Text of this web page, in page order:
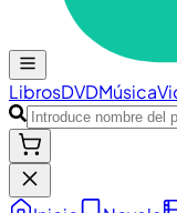
LibrosDVDMúsica